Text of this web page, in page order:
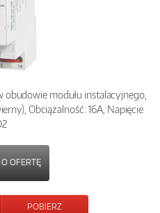
modułu instalacyjnego,
Obciążalność: 16A, Napięcie
O OFERTĘ
POBIERZ